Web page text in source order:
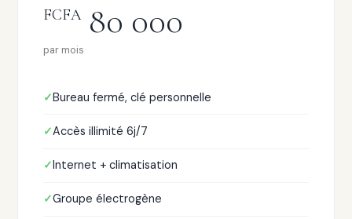
FCFA80 000
par mois
Bureau fermé, clé personnelle
Accès illimité 6j/7
Internet + climatisation
Groupe électrogène